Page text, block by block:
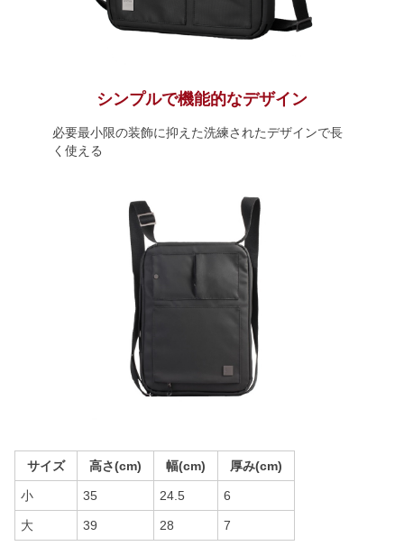
シンプルで機能的なデザイン
必要最小限の装飾に抑えた洗練されたデザインで長
く使える
サイズ 高さ(cm) 幅(cm) 厚み(cm)
小 35 24.5 6
大 39 28 7